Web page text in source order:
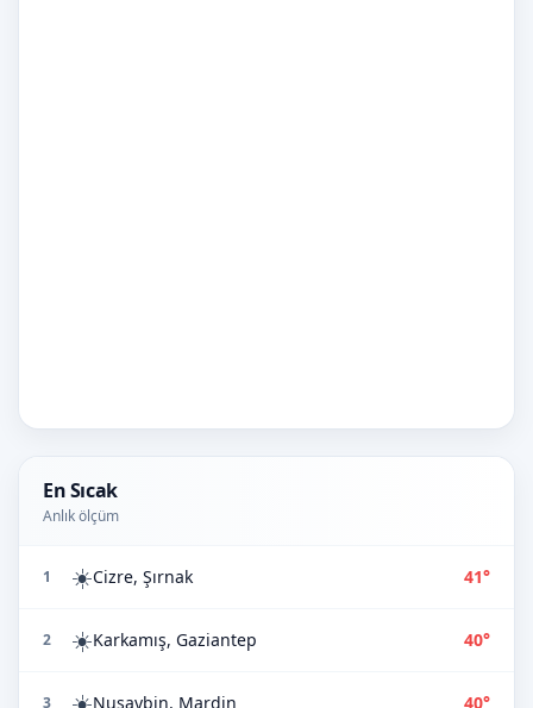
En Sıcak
Anlık ölçüm
1 ☀️Cizre, Şırnak 41°
2 ☀️Karkamış, Gaziantep 40°
3 Nusaybin, Mardin 40°